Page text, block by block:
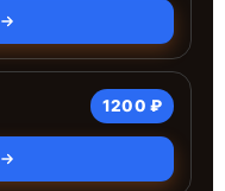
1200 ₽